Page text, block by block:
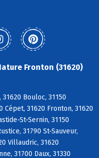
Fronton (31620)
Bouloc, 31150
Cépet, 31620 Fronton, 31620
St-Sernin, 31150
31790 St-Sauveur,
Villaudric, 31620
31700 Daux, 31330